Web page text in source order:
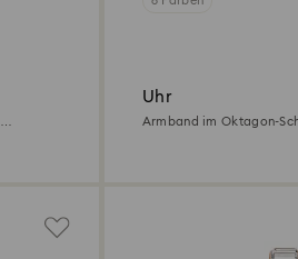
Uhr
Armband im Oktagon-